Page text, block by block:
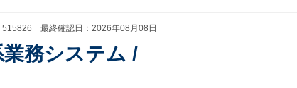
515826 最終確認日：2026年08月08日
務システム /